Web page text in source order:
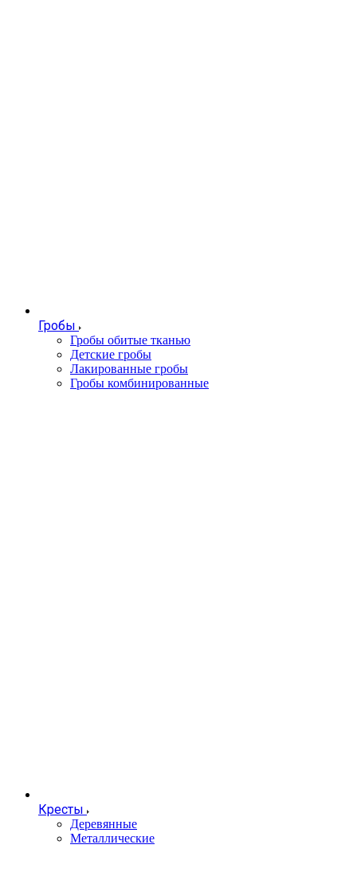
Гробы
Гробы обитые тканью
Детские гробы
Лакированные гробы
Гробы комбинированные
Кресты
Деревянные
Металлические